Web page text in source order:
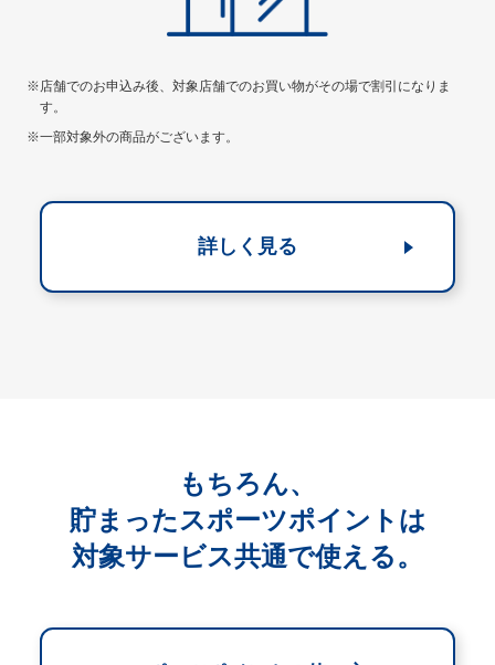
※店舗でのお申込み後、対象店舗でのお買い物がその場で割引になりま
す。
※一部対象外の商品がございます。
詳しく見る
もちろん、
貯まったスポーツポイントは
対象サービス共通で使える。